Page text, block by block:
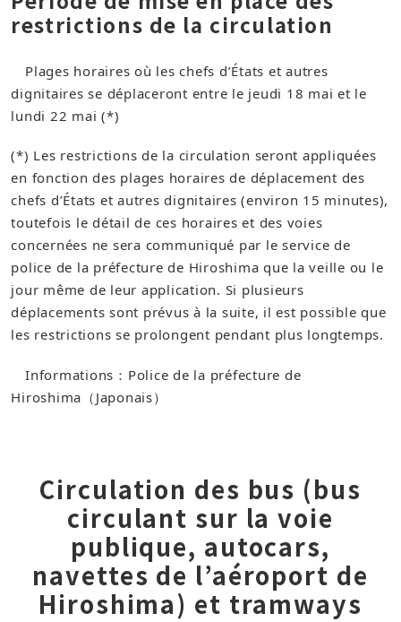
restrictions de la circulation
Plages horaires où les chefs d’États et autres
dignitaires se déplaceront entre le jeudi 18 mai et le
lundi 22 mai (*)
(*) Les restrictions de la circulation seront appliquées
en fonction des plages horaires de déplacement des
chefs d’États et autres dignitaires (environ 15 minutes),
toutefois le détail de ces horaires et des voies
concernées ne sera communiqué par le service de
police de la préfecture de Hiroshima que la veille ou le
jour même de leur application. Si plusieurs
déplacements sont prévus à la suite, il est possible que
les restrictions se prolongent pendant plus longtemps.
Informations：​Police de la préfecture de
Hiroshima（Japonais）​
Circulation des bus (bus
circulant sur la voie
publique, autocars,
navettes de l’aéroport de
Hiroshima) et tramways